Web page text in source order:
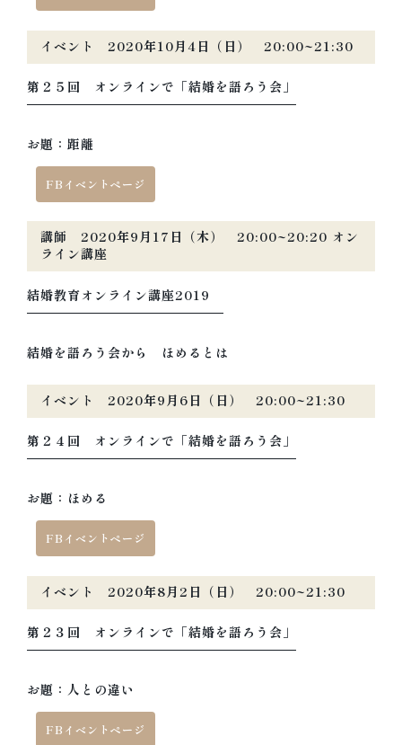
イベント 2020年10月4日（日） 20:00~21:30
第２５回 オンラインで「結婚を語ろう会」
お題：距離
FBイベントページ
講師 2020年9月17日（木） 20:00~20:20 オン
ライン講座
結婚教育オンライン講座2019
結婚を語ろう会から ほめるとは
イベント 2020年9月6日（日） 20:00~21:30
第２４回 オンラインで「結婚を語ろう会」
お題：ほめる
FBイベントページ
イベント 2020年8月2日（日） 20:00~21:30
第２３回 オンラインで「結婚を語ろう会」
お題：人との違い
FBイベントページ